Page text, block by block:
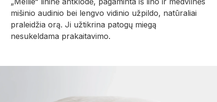
mišinio audinio bei lengvo vidinio užpildo, natūraliai
praleidžia orą. Ji užtikrina patogų miegą
nesukeldama prakaitavimo.